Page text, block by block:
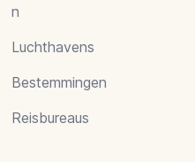
n
Luchthavens
Bestemmingen
Reisbureaus